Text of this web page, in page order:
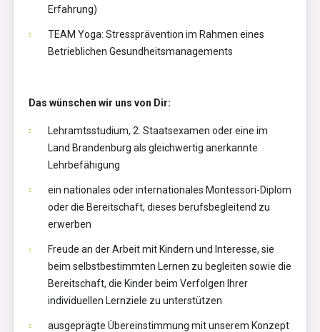
Erfahrung)
TEAM Yoga: Stressprävention im Rahmen eines
Betrieblichen Gesundheitsmanagements
Das wünschen wir uns von Dir:
Lehramtsstudium, 2. Staatsexamen oder eine im
Land Brandenburg als gleichwertig anerkannte
Lehrbefähigung
ein nationales oder internationales Montessori-Diplom
oder die Bereitschaft, dieses berufsbegleitend zu
erwerben
Freude an der Arbeit mit Kindern und Interesse, sie
beim selbstbestimmten Lernen zu begleiten sowie die
Bereitschaft, die Kinder beim Verfolgen Ihrer
individuellen Lernziele zu unterstützen
ausgeprägte Übereinstimmung mit unserem Konzept